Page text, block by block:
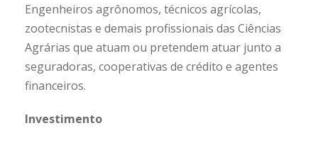
Engenheiros agrônomos, técnicos agrícolas,
zootecnistas e demais profissionais das Ciências
Agrárias que atuam ou pretendem atuar junto a
seguradoras, cooperativas de crédito e agentes
financeiros.
Investimento